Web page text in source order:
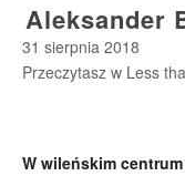
Aleksander
31 sierpnia 2018
Przeczytasz w Less
W wileńskim